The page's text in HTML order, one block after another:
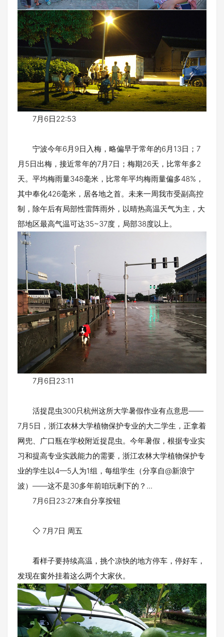
7月6日22:53
宁波今年6月9日入梅，略偏早于常年的6月13日；7
月5日出梅，接近常年的7月7日；梅期26天，比常年多2
天。平均梅雨量348毫米，比常年平均梅雨量偏多48%，
其中奉化426毫米，居各地之首。未来一周我市受副高控
制，除午后有局部性雷阵雨外，以晴热高温天气为主，大
部地区最高气温可达35~37度，局部38度以上。
7月6日23:11
活捉昆虫300只杭州这所大学暑假作业有点意思——
7月5日，浙江农林大学植物保护专业的大二学生，正拿着
网兜、广口瓶在学校附近捉昆虫。今年暑假，根据专业实
习和提高专业实践能力的需要，浙江农林大学植物保护专
业的学生以4—5人为1组，每组学生（分享自@新浪宁
波）——这不是30多年前咱玩剩下的？...
7月6日23:27来自分享按钮
◇ 7月7日 周五
看样子要持续高温，挑个凉快的地方停车，停好车，
发现在窗外挂着这么两个大家伙。